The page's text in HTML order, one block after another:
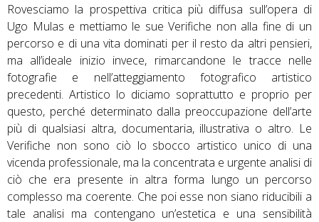
Rovesciamo la prospettiva critica più diffusa sull’opera di
Ugo Mulas e mettiamo le sueVerifiche non alla fine di un
percorso e di una vita dominati per il resto da altri pensieri,
ma all’ideale inizio invece, rimarcandone le tracce nelle
fotografie e nell’atteggiamento fotografico artistico
precedenti. Artistico lo diciamo soprattutto e proprio per
questo, perché determinato dalla preoccupazione dell’arte
più di qualsiasi altra, documentaria, illustrativa o altro. Le
Verifiche non sono ciò lo sbocco artistico unico di una
vicenda professionale, ma la concentrata e urgente analisi di
ciò che era presente in altra forma lungo un percorso
complesso ma coerente. Che poi esse non siano riducibili a
tale analisi ma contengano un’estetica e una sensibilità